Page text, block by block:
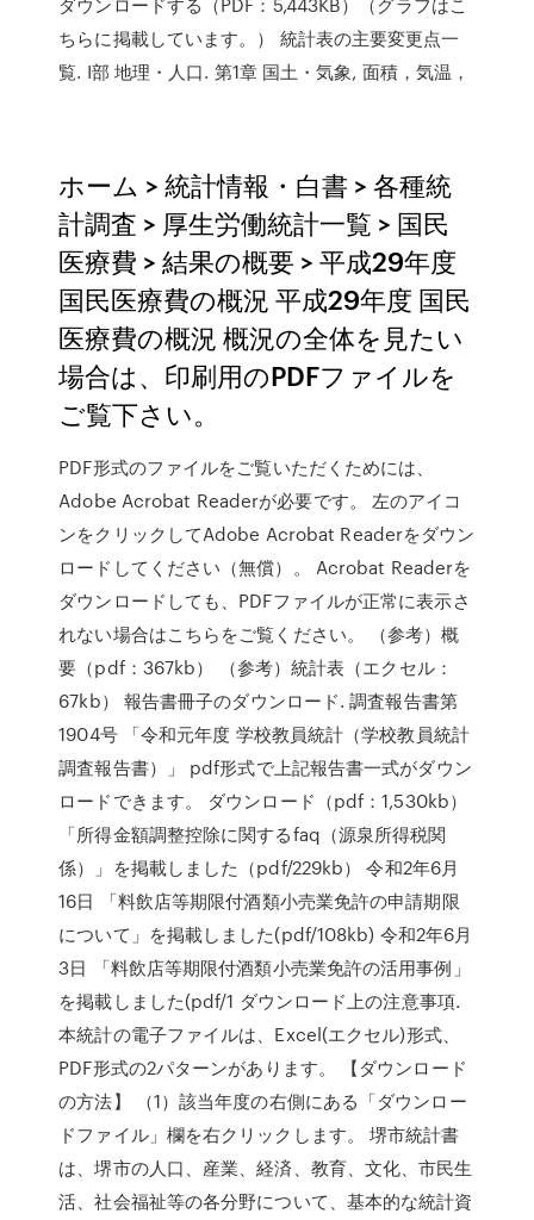
ちらに掲載しています。） 統計表の主要変更点一
覧. I部 地理・人口. 第1章 国土・気象, 面積，気温，
ホーム > 統計情報・白書 > 各種統
計調査 > 厚生労働統計一覧 > 国民
医療費 > 結果の概要 > 平成29年度
国民医療費の概況 平成29年度 国民
医療費の概況 概況の全体を見たい
場合は、印刷用のPDFファイルを
ご覧下さい。
PDF形式のファイルをご覧いただくためには、
Adobe Acrobat Readerが必要です。 左のアイコ
ンをクリックしてAdobe Acrobat Readerをダウン
ロードしてください（無償）。 Acrobat Readerを
ダウンロードしても、PDFファイルが正常に表示さ
れない場合はこちらをご覧ください。 （参考）概
要（pdf：367kb） （参考）統計表（エクセル：
67kb） 報告書冊子のダウンロード. 調査報告書第
1904号 「令和元年度 学校教員統計（学校教員統計
調査報告書）」 pdf形式で上記報告書一式がダウン
ロードできます。 ダウンロード（pdf：1,530kb）
「所得金額調整控除に関するfaq（源泉所得税関
係）」を掲載しました（pdf/229kb） 令和2年6月
16日 「料飲店等期限付酒類小売業免許の申請期限
について」を掲載しました(pdf/108kb) 令和2年6月
3日 「料飲店等期限付酒類小売業免許の活用事例」
を掲載しました(pdf/1 ダウンロード上の注意事項.
本統計の電子ファイルは、Excel(エクセル)形式、
PDF形式の2パターンがあります。 【ダウンロード
の方法】 （1）該当年度の右側にある「ダウンロー
ドファイル」欄を右クリックします。 堺市統計書
は、堺市の人口、産業、経済、教育、文化、市民生
活、社会福祉等の各分野について、基本的な統計資